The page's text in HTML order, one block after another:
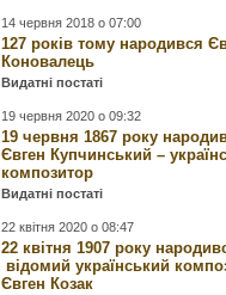
14 червня 2018 о 07:00
127 років тому народився
Коновалець
Видатні постаті
19 червня 2020 о 09:32
19 червня 1867 року
Євген Купчинський –
композитор
Видатні постаті
22 квітня 2020 о 08:47
22 квітня 1907 року
відомий український
Євген Козак